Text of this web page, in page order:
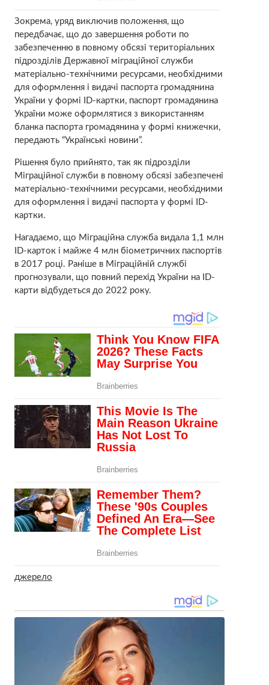
Зокрема, уряд виключив положення, що
передбачає, що до завершення роботи по
забезпеченню в повному обсязі територіальних
підрозділів Державної міграційної служби
матеріально-технічними ресурсами, необхідними
для оформлення і видачі паспорта громадянина
України у формі ID-картки, паспорт громадянина
України може оформлятися з використанням
бланка паспорта громадянина у формі книжечки,
передають “Українські новини”.
Рішення було прийнято, так як підрозділи
Міграційної служби в повному обсязі забезпечені
матеріально-технічними ресурсами, необхідними
для оформлення і видачі паспорта у формі ID-
картки.
Нагадаємо, що Міграційна служба видала 1,1 млн
ID-карток і майже 4 млн біометричних паспортів
в 2017 році. Раніше в Міграційній службі
прогнозували, що повний перехід України на ID-
карти відбудеться до 2022 року.
джерело